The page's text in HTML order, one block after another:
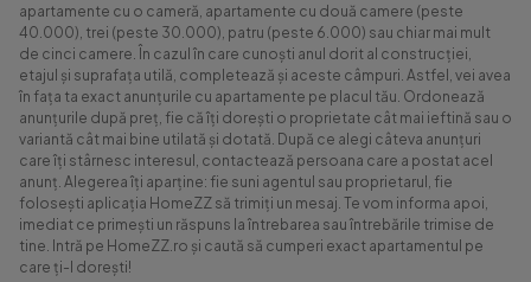
apartamente cu o cameră, apartamente cu două camere (peste
40.000), trei (peste 30.000), patru (peste 6.000) sau chiar mai mult
de cinci camere. În cazul în care cunoști anul dorit al construcției,
etajul și suprafața utilă, completează și aceste câmpuri. Astfel, vei avea
în fața ta exact anunțurile cu apartamente pe placul tău. Ordonează
anunțurile după preț, fie că îți dorești o proprietate cât mai ieftină sau o
variantă cât mai bine utilată și dotată. După ce alegi câteva anunțuri
care îți stârnesc interesul, contactează persoana care a postat acel
anunț. Alegerea îți aparține: fie suni agentul sau proprietarul, fie
folosești aplicația HomeZZ să trimiți un mesaj. Te vom informa apoi,
imediat ce primești un răspuns la întrebarea sau întrebările trimise de
tine. Intră pe HomeZZ.ro și caută să cumperi exact apartamentul pe
care ți-l dorești!